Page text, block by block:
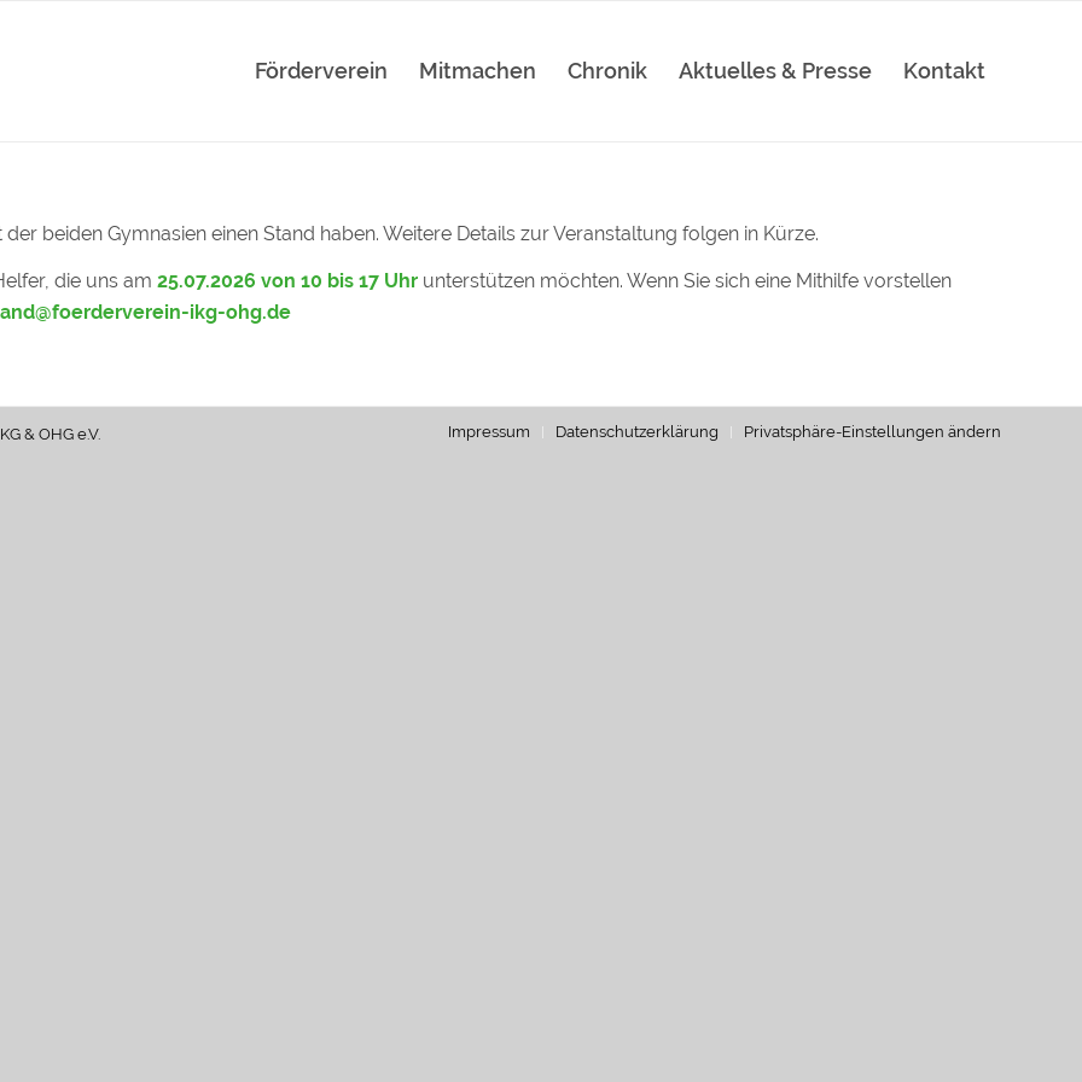
Förderverein Mitmachen Chronik Aktuelles & Presse Kontakt
beiden Gymnasien einen Stand haben. Weitere Details zur Veranstaltung folgen in Kürze.
die uns am 25.07.2026 von 10 bis 17 Uhr unterstützen möchten. Wenn Sie sich eine Mithilfe vorstellen
ikg-ohg.de
& OHG e.V. Impressum Datenschutzerklärung Privatsphäre-Einstellungen ändern